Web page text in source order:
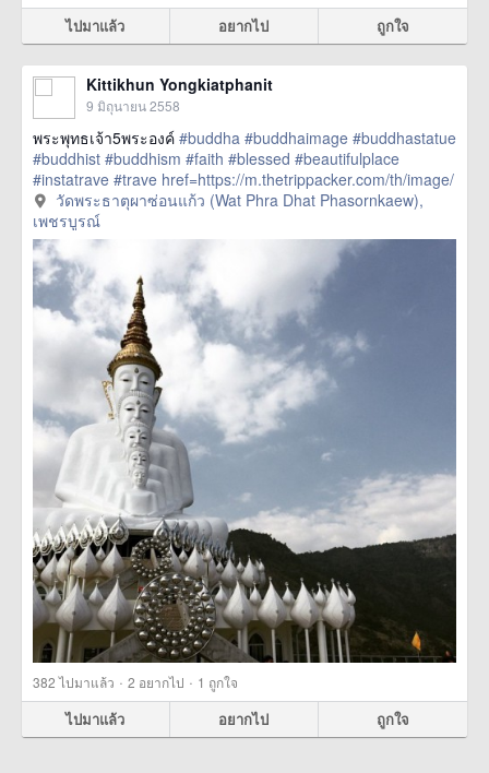
ไปมาแล้ว อยากไป ถูกใจ
Kittikhun Yongkiatphanit
9 มิถุนายน 2558
พระพุทธเจ้า5พระองค์ #buddha #buddhaimage #buddhastatue
#buddhist #buddhism #faith #blessed #beautifulplace
#instatrave #trave href=https://m.thetrippacker.com/th/image/
วัดพระธาตุผาซ่อนแก้วWatPhraDhatPhasornkaew/157208>
more
วัดพระธาตุผาซ่อนแก้ว (Wat Phra Dhat Phasornkaew),
เพชรบูรณ์
382ไปมาแล้ว · 2 อยากไป · 1 ถูกใจ
ไปมาแล้ว อยากไป ถูกใจ